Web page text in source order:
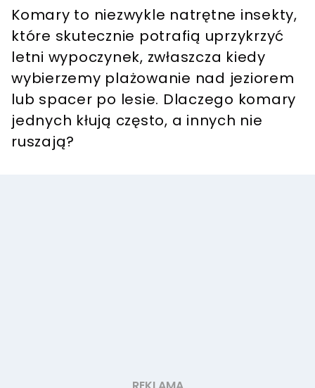
Komary to niezwykle natrętne insekty,
które skutecznie potrafią uprzykrzyć
letni wypoczynek, zwłaszcza kiedy
wybierzemy plażowanie nad jeziorem
lub spacer po lesie. Dlaczego komary
jednych kłują często, a innych nie
ruszają?